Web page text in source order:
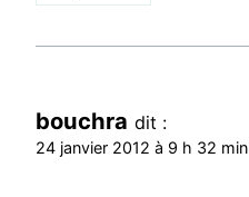
bouchra dit :
24 janvier 2012 à 9 h 32 min